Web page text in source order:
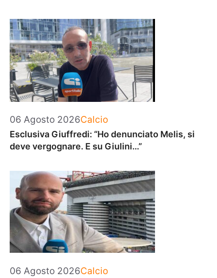
06 Agosto 2026Categorie
Calcio
Esclusiva Giuffredi: “Ho denunciato Melis, si
deve vergognare. E su Giulini…”
06 Agosto 2026Categorie
Calcio